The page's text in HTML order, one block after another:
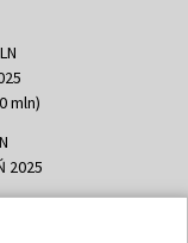
mln)
2025